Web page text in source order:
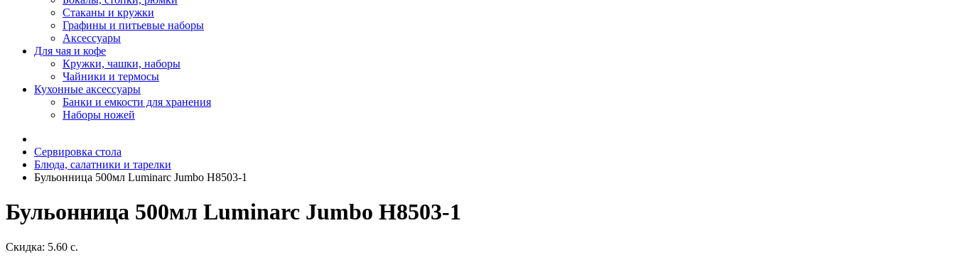
Стаканы и кружки
Графины и питьевые наборы
Аксессуары
Для чая и кофе
Кружки, чашки, наборы
Чайники и термосы
Кухонные аксессуары
Банки и емкости для хранения
Наборы ножей
Сервировка стола
Блюда, салатники и тарелки
Бульонница 500мл Luminarc Jumbo H8503-1
Бульонница 500мл Luminarc Jumbo H8503-1
Скидка: 5.60 с.